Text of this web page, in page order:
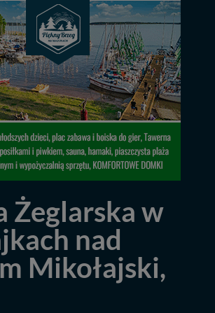
Żeglarska w
nad
Mikołajski,